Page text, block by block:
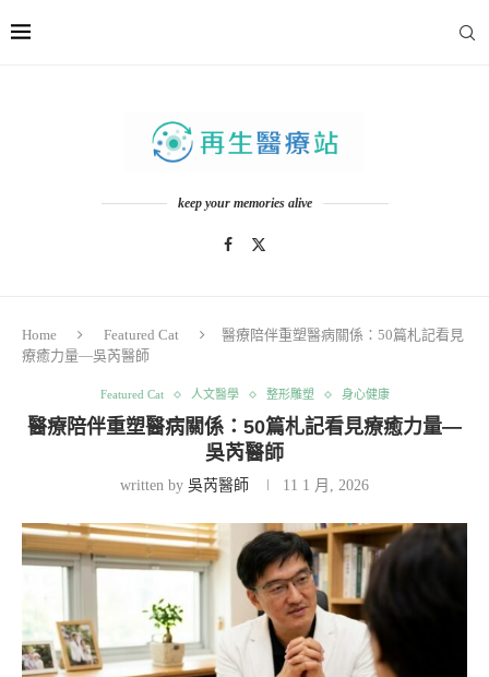
keep your memories alive
Home Featured Cat
醫療陪伴重塑醫病關係：50篇札記看見
療癒力量—吳芮醫師
Featured Cat 人文醫學 整形雕塑 身心健康
醫療陪伴重塑醫病關係：50篇札記看見療癒力量—
吳芮醫師
written by 吳芮醫師 11 1 月, 2026